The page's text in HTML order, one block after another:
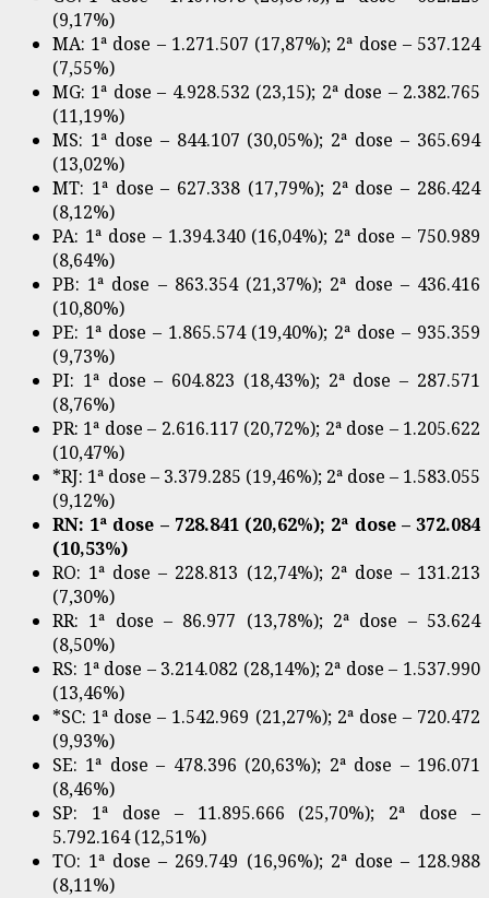
(9,17%)
MA: 1ª dose – 1.271.507 (17,87%); 2ª dose – 537.124
(7,55%)
MG: 1ª dose – 4.928.532 (23,15); 2ª dose – 2.382.765
(11,19%)
MS: 1ª dose – 844.107 (30,05%); 2ª dose – 365.694
(13,02%)
MT: 1ª dose – 627.338 (17,79%); 2ª dose – 286.424
(8,12%)
PA: 1ª dose – 1.394.340 (16,04%); 2ª dose – 750.989
(8,64%)
PB: 1ª dose – 863.354 (21,37%); 2ª dose – 436.416
(10,80%)
PE: 1ª dose – 1.865.574 (19,40%); 2ª dose – 935.359
(9,73%)
PI: 1ª dose – 604.823 (18,43%); 2ª dose – 287.571
(8,76%)
PR: 1ª dose – 2.616.117 (20,72%); 2ª dose – 1.205.622
(10,47%)
*RJ: 1ª dose – 3.379.285 (19,46%); 2ª dose – 1.583.055
(9,12%)
RN: 1ª dose – 728.841 (20,62%); 2ª dose – 372.084
(10,53%)
RO: 1ª dose – 228.813 (12,74%); 2ª dose – 131.213
(7,30%)
RR: 1ª dose – 86.977 (13,78%); 2ª dose – 53.624
(8,50%)
RS: 1ª dose – 3.214.082 (28,14%); 2ª dose – 1.537.990
(13,46%)
*SC: 1ª dose – 1.542.969 (21,27%); 2ª dose – 720.472
(9,93%)
SE: 1ª dose – 478.396 (20,63%); 2ª dose – 196.071
(8,46%)
SP: 1ª dose – 11.895.666 (25,70%); 2ª dose –
5.792.164 (12,51%)
TO: 1ª dose – 269.749 (16,96%); 2ª dose – 128.988
(8,11%)